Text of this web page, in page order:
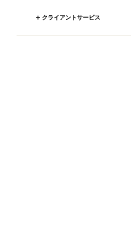
クライアントサービス